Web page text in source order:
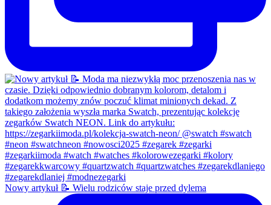
Nowy artykuł 📝 Wielu rodziców staje przed dylema